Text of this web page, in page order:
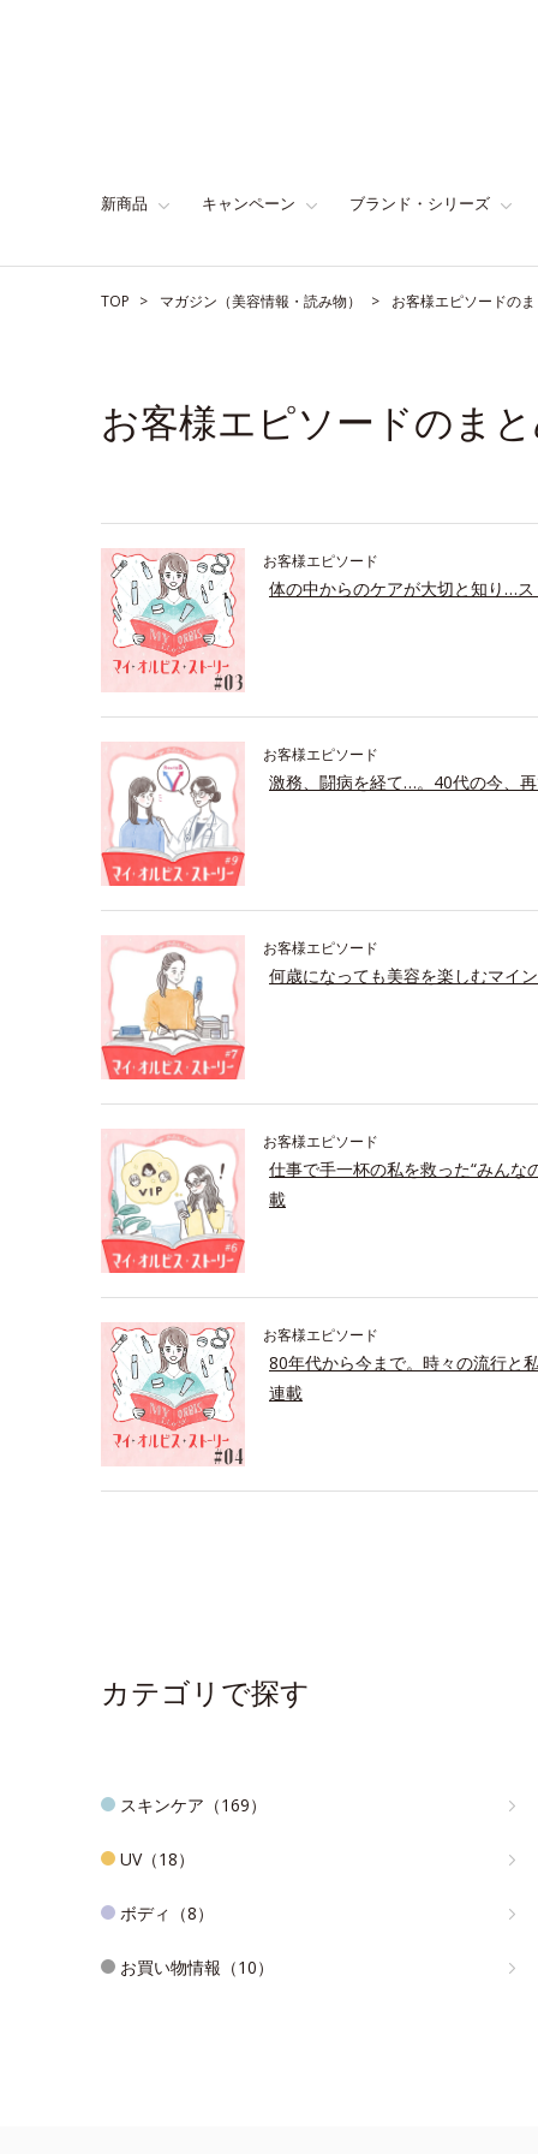
新商品 キャンペーン ブランド・シリーズ
TOP マガジン（美容情報・読み物） お客様エピソードの
お客様エピソードのま
お客様エピソード
体の中からのケアが大切と知り…
お客様エピソード
激務、闘病を経て…。40代の今、
お客様エピソード
何歳になっても美容を楽しむマイ
お客様エピソード
仕事で手一杯の私を救った“みんな
載
お客様エピソード
80年代から今まで。時々の流行と
連載
カテゴリで探す
スキンケア（169）
UV（18）
ボディ（8）
お買い物情報（10）